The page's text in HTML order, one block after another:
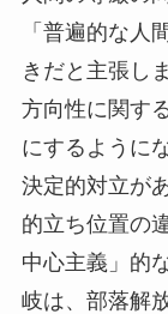
「普遍的な人
きだと主張し
方向性に関す
にするように
決定的対立が
的立ち位置の
中心主義」的
岐は、部落解